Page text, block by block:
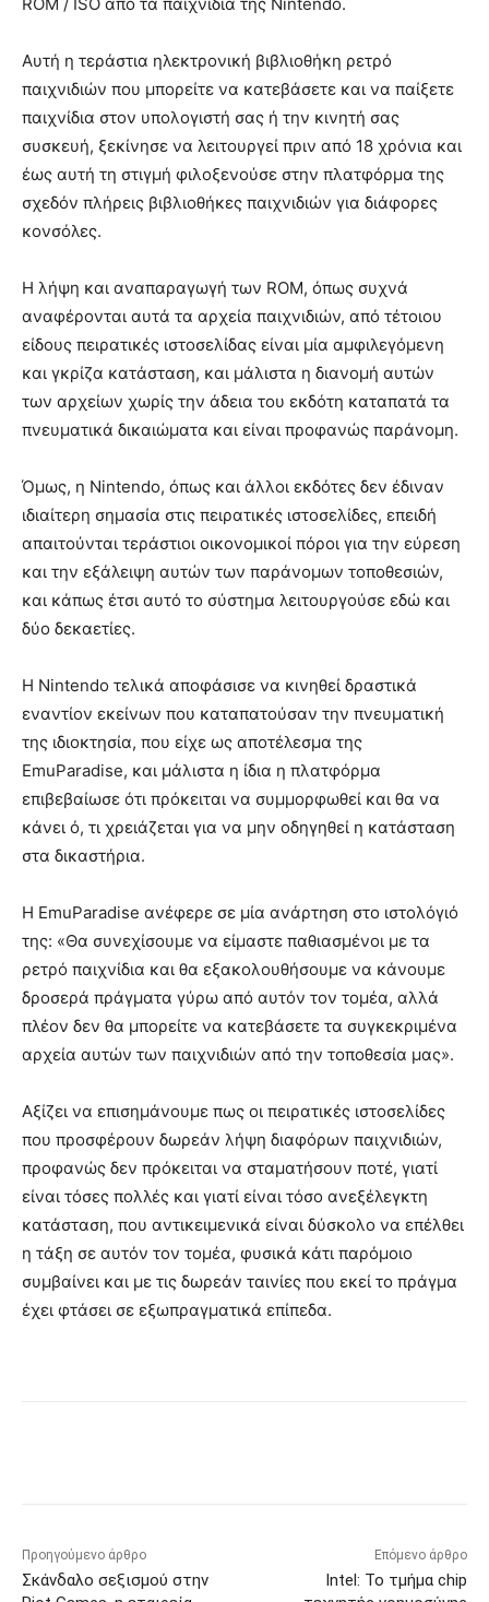
Αυτή η τεράστια ηλεκτρονική βιβλιοθήκη ρετρό
παιχνιδιών που μπορείτε να κατεβάσετε και να παίξετε
παιχνίδια στον υπολογιστή σας ή την κινητή σας
συσκευή, ξεκίνησε να λειτουργεί πριν από 18 χρόνια και
έως αυτή τη στιγμή φιλοξενούσε στην πλατφόρμα της
σχεδόν πλήρεις βιβλιοθήκες παιχνιδιών για διάφορες
κονσόλες.
Η λήψη και αναπαραγωγή των ROM, όπως συχνά
αναφέρονται αυτά τα αρχεία παιχνιδιών, από τέτοιου
είδους πειρατικές ιστοσελίδας είναι μία αμφιλεγόμενη
και γκρίζα κατάσταση, και μάλιστα η διανομή αυτών
των αρχείων χωρίς την άδεια του εκδότη καταπατά τα
πνευματικά δικαιώματα και είναι προφανώς παράνομη.
Όμως, η Nintendo, όπως και άλλοι εκδότες δεν έδιναν
ιδιαίτερη σημασία στις πειρατικές ιστοσελίδες, επειδή
απαιτούνται τεράστιοι οικονομικοί πόροι για την εύρεση
και την εξάλειψη αυτών των παράνομων τοποθεσιών,
και κάπως έτσι αυτό το σύστημα λειτουργούσε εδώ και
δύο δεκαετίες.
Η Nintendo τελικά αποφάσισε να κινηθεί δραστικά
εναντίον εκείνων που καταπατούσαν την πνευματική
της ιδιοκτησία, που είχε ως αποτέλεσμα της
EmuParadise, και μάλιστα η ίδια η πλατφόρμα
επιβεβαίωσε ότι πρόκειται να συμμορφωθεί και θα να
κάνει ό, τι χρειάζεται για να μην οδηγηθεί η κατάσταση
στα δικαστήρια.
Η EmuParadise ανέφερε σε μία ανάρτηση στο ιστολόγιό
της: «Θα συνεχίσουμε να είμαστε παθιασμένοι με τα
ρετρό παιχνίδια και θα εξακολουθήσουμε να κάνουμε
δροσερά πράγματα γύρω από αυτόν τον τομέα, αλλά
πλέον δεν θα μπορείτε να κατεβάσετε τα συγκεκριμένα
αρχεία αυτών των παιχνιδιών από την τοποθεσία μας».
Αξίζει να επισημάνουμε πως οι πειρατικές ιστοσελίδες
που προσφέρουν δωρεάν λήψη διαφόρων παιχνιδιών,
προφανώς δεν πρόκειται να σταματήσουν ποτέ, γιατί
είναι τόσες πολλές και γιατί είναι τόσο ανεξέλεγκτη
κατάσταση, που αντικειμενικά είναι δύσκολο να επέλθει
η τάξη σε αυτόν τον τομέα, φυσικά κάτι παρόμοιο
συμβαίνει και με τις δωρεάν ταινίες που εκεί το πράγμα
έχει φτάσει σε εξωπραγματικά επίπεδα.
Προηγούμενο άρθρο
Σκάνδαλο σεξισμού στην
Επόμενο άρθρο
Intel: Το τμήμα chip